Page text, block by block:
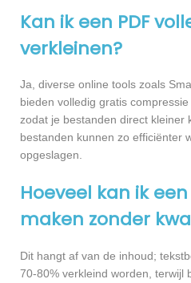
Kan ik een PDF
verkleinen?
Ja, diverse online tools zoals
bieden volledig gratis
zodat je bestanden direct kleiner
bestanden kunnen zo efficiënter
opgeslagen.
Hoeveel kan ik een
maken zonder
Dit hangt af van de inhoud;
70-80% verkleind worden, terwijl